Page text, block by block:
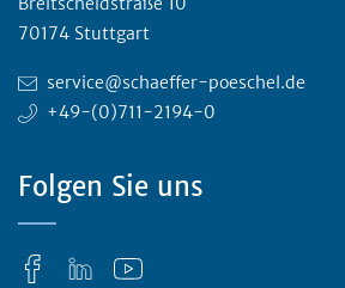
70174 Stuttgart
service@schaeffer-poeschel.de
+49-(0)711-2194-0
Folgen Sie uns